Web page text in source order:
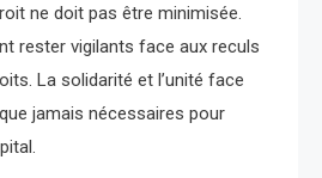
ne doit pas être minimisée.
rester vigilants face aux reculs
La solidarité et l’unité face
jamais nécessaires pour